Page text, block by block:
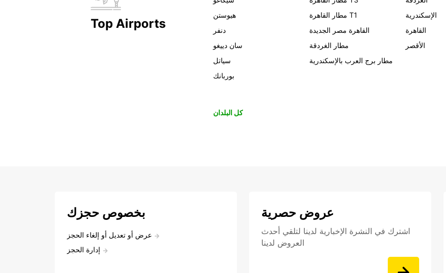
Top Airports
هيوستن
دنفر
سان دييغو
سياتل
بوربانك
مطار القاهرة T1
القاهرة مصر الجديدة
مطار الغردقة
مطار برج العرب بالإسكندرية
الإسكندرية
القاهرة
الأقصر
كل البلدان
بخصوص حجزك
عرض أو تعديل أو إلغاء الحجز
إدارة الحجز
عروض حصرية
اشترك في النشرة الإخبارية لدينا لتلقي أحدث
العروض لدينا